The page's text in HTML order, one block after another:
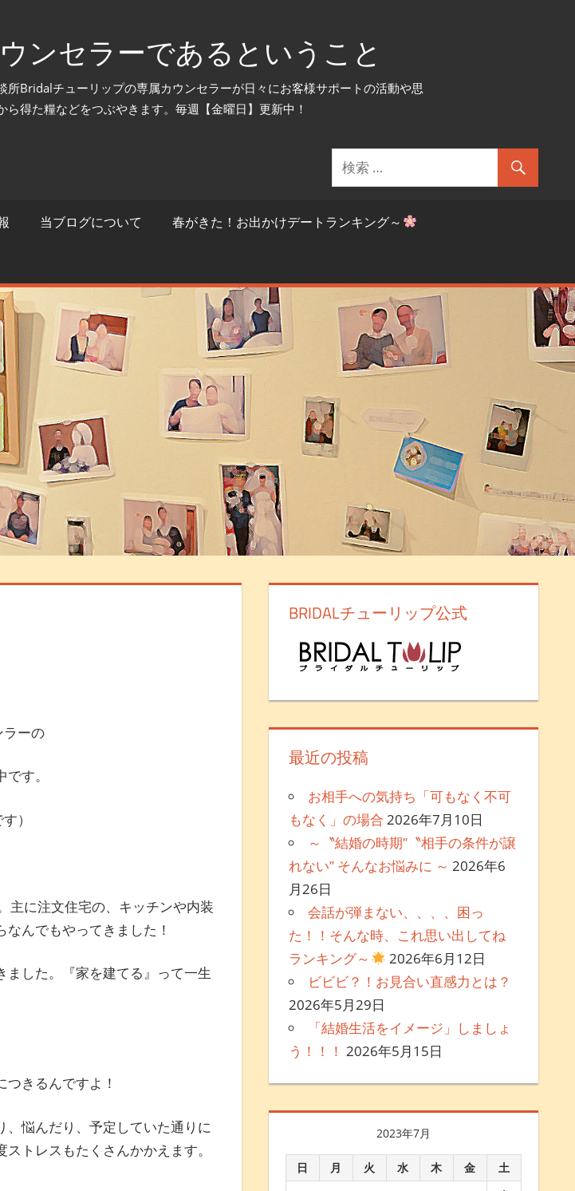
ンセラーであるということ
所Bridalチューリップの専属カウンセラーが日々にお客様サポートの活動や思
ら得た糧などをつぶやきます。毎週【金曜日】更新中！
当ブログについて 春がきた！お出かけデートランキング～
ラーの
す。
）
主に注文住宅の、キッチンや内装
んでもやってきました！
した。『家を建てる』って一生
きるんですよ！
悩んだり、予定していた通りに
トレスもたくさんかかえます。
BRIDALチューリップ公式
最近の投稿
お相手への気持ち「可もなく不可
もなく」の場合 2026年7月10日
～〝結婚の時期″〝相手の条件が譲
れない″ そんなお悩みに ～ 2026年6
月26日
会話が弾まない、、、、困っ
た！！そんな時、これ思い出してね
ランキング～
2026年6月12日
ビビビ？！お見合い直感力とは？
2026年5月29日
「結婚生活をイメージ」しましょ
う！！！ 2026年5月15日
2023年7月
日 月 火 水 木 金 土